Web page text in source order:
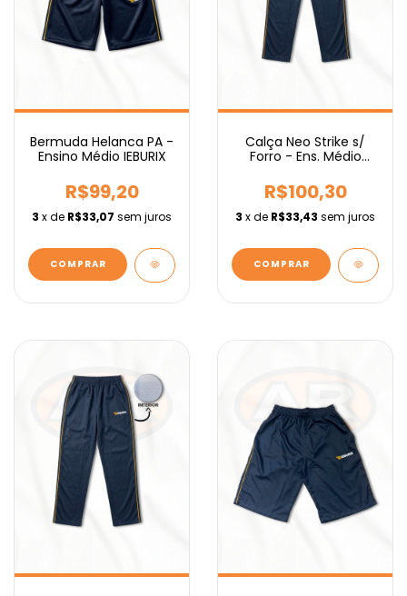
Bermuda Helanca PA -
Ensino Médio IEBURIX
R$99,20
3 x de R$33,07 sem juros
COMPRAR
Calça Neo Strike s/
Forro - Ens. Médio
R$100,30
3 x de R$33,43 sem juros
COMPRAR